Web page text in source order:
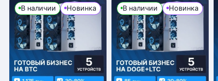
В наличии Новинка В наличии Новинка